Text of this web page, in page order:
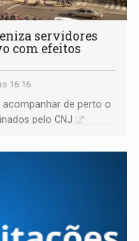
servidores
com efeitos
16:16
de perto o
pelo CNJ